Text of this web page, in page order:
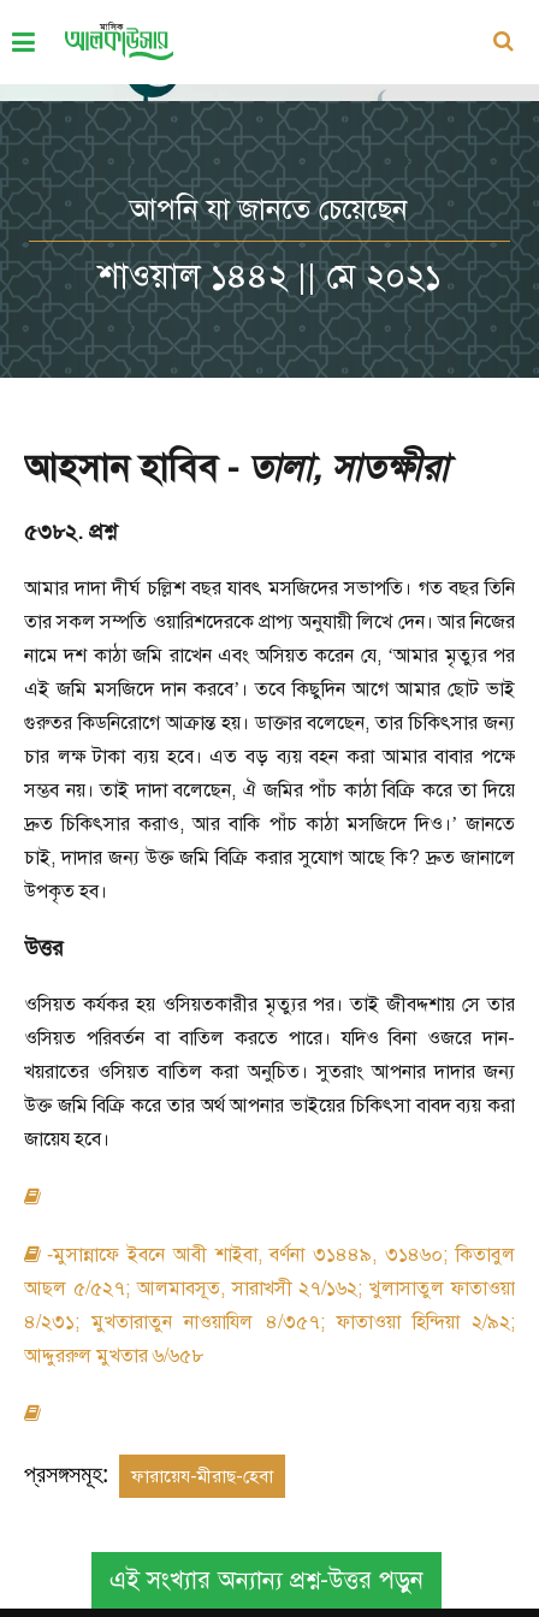
আপনি যা জানতে চেয়েছেন
শাওয়াল ১৪৪২ || মে ২০২১
আহসান হাবিব - তালা, সাতক্ষীরা
৫৩৮২. প্রশ্ন
আমার দাদা দীর্ঘ চল্লিশ বছর যাবৎ মসজিদের সভাপতি। গত বছর তিনি
তার সকল সম্পতি ওয়ারিশদেরকে প্রাপ্য অনুযায়ী লিখে দেন। আর নিজের
নামে দশ কাঠা জমি রাখেন এবং অসিয়ত করেন যে, ‘আমার মৃত্যুর পর
এই জমি মসজিদে দান করবে’ । তবে কিছুদিন আগে আমার ছোট ভাই
গুরুতর কিডনিরোগে আক্রান্ত হয়। ডাক্তার বলেছেন,তার চিকিৎসারজন্য
চার লক্ষ টাকা ব্যয় হবে। এত বড় ব্যয় বহন করা আমার বাবার পক্ষে
সম্ভব নয়। তাই দাদা বলেছেন, ঐ জমির পাঁচ কাঠা বিক্রি করে তা দিয়ে
দ্রুত চিকিৎসারকরাও,আর বাকি পাঁচ কাঠা মসজিদে দিও।’জানতে
চাই,দাদার জন্য উক্ত জমি বিক্রি করার সুযোগ আছে কি?দ্রুত জানালে
উপকৃত হব।
উত্তর
ওসিয়ত কর্যকর হয় ওসিয়তকারীর মৃত্যুর পর। তাই জীবদ্দশায় সে তার
ওসিয়ত পরিবর্তন বা বাতিল করতে পারে। যদিও বিনা ওজরে দান-
খয়রাতের ওসিয়ত বাতিল করা অনুচিত। সুতরাং আপনার দাদার জন্য
উক্ত জমি বিক্রি করে তার অর্থ আপনার ভাইয়ের চিকিৎসাবাবদ ব্যয় করা
জায়েয হবে।
-মুসান্নাফে ইবনে আবী শাইবা,বর্ণনা ৩১৪৪৯,৩১৪৬০;কিতাবুল
আছল ৫/৫২৭;আলমাবসূত,সারাখসী ২৭/১৬২;খুলাসাতুল ফাতাওয়া
৪/২৩১;মুখতারাতুন নাওয়াযিল ৪/৩৫৭;ফাতাওয়া হিন্দিয়া ২/৯২;
আদ্দুররুল মুখতার ৬/৬৫৮
প্রসঙ্গসমূহ: ফারায়েয-মীরাছ-হেবা
এই সংখ্যার অন্যান্য প্রশ্ন-উত্তর পড়ুন